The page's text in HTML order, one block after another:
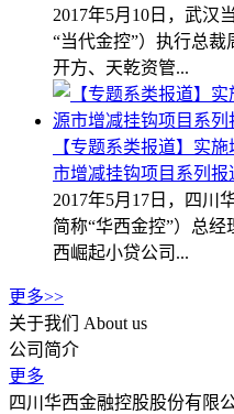
2017年5月10日，武汉
“当代金控”）执行总
开方、天乾资管...
【专题系类报道】实
市增减挂钩项目系列报
2017年5月17日，四川
简称“华西金控”）总
西崛起小贷公司...
更多>>
关于我们
About us
公司简介
更多
四川华西金融控股股份有限